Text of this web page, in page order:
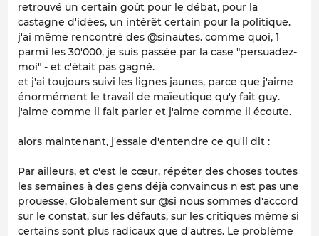
retrouvé un certain goût pour le débat, pour la
castagne d'idées, un intérêt certain pour la politique.
j'ai même rencontré des @sinautes. comme quoi, 1
parmi les 30'000, je suis passée par la case "persuadez-
moi" - et c'était pas gagné.
et j'ai toujours suivi les lignes jaunes, parce que j'aime
énormément le travail de maïeutique qu'y fait guy.
j'aime comme il fait parler et j'aime comme il écoute.
alors maintenant, j'essaie d'entendre ce qu'il dit :
Par ailleurs, et c'est le cœur, répéter des choses toutes
les semaines à des gens déjà convaincus n'est pas une
prouesse. Globalement sur @si nous sommes d'accord
sur le constat, sur les défauts, sur les critiques même si
certains sont plus radicaux que d'autres. Le problème